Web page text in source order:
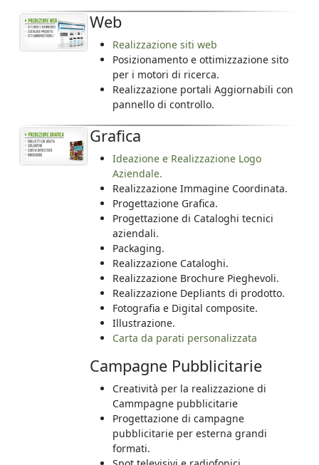
Web
Realizzazione siti web
Posizionamento e ottimizzazione sito
per i motori di ricerca.
Realizzazione portali Aggiornabili con
pannello di controllo.
Grafica
Ideazione e Realizzazione Logo
Aziendale.
Realizzazione Immagine Coordinata.
Progettazione Grafica.
Progettazione di Cataloghi tecnici
aziendali.
Packaging.
Realizzazione Cataloghi.
Realizzazione Brochure Pieghevoli.
Realizzazione Depliants di prodotto.
Fotografia e Digital composite.
Illustrazione.
Carta da parati personalizzata
Campagne Pubblicitarie
Creatività per la realizzazione di
Cammpagne pubblicitarie
Progettazione di campagne
pubblicitarie per esterna grandi
formati.